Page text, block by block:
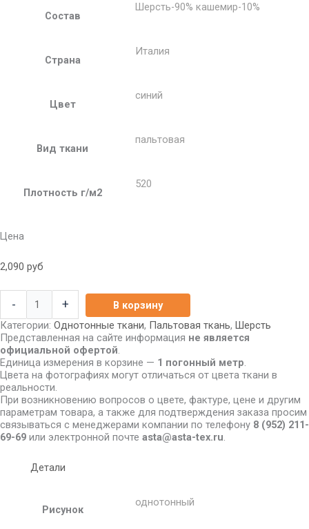
Состав
Шерсть-90% кашемир-10%
Страна
Италия
Цвет
синий
Вид ткани
пальтовая
Плотность г/м2
520
Цена
2,090 руб
- +
В корзину
Категории: Однотонные ткани, Пальтовая ткань, Шерсть
Представленная на сайте информация не является
официальной офертой.
Единица измерения в корзине — 1 погонный метр.
Цвета на фотографиях могут отличаться от цвета ткани в
реальности.
При возникновению вопросов о цвете, фактуре, цене и другим
параметрам товара, а также для подтверждения заказа просим
связываться с менеджерами компании по телефону 8 (952) 211-
69-69 или электронной почте asta@asta-tex.ru.
Детали
Рисунок
однотонный